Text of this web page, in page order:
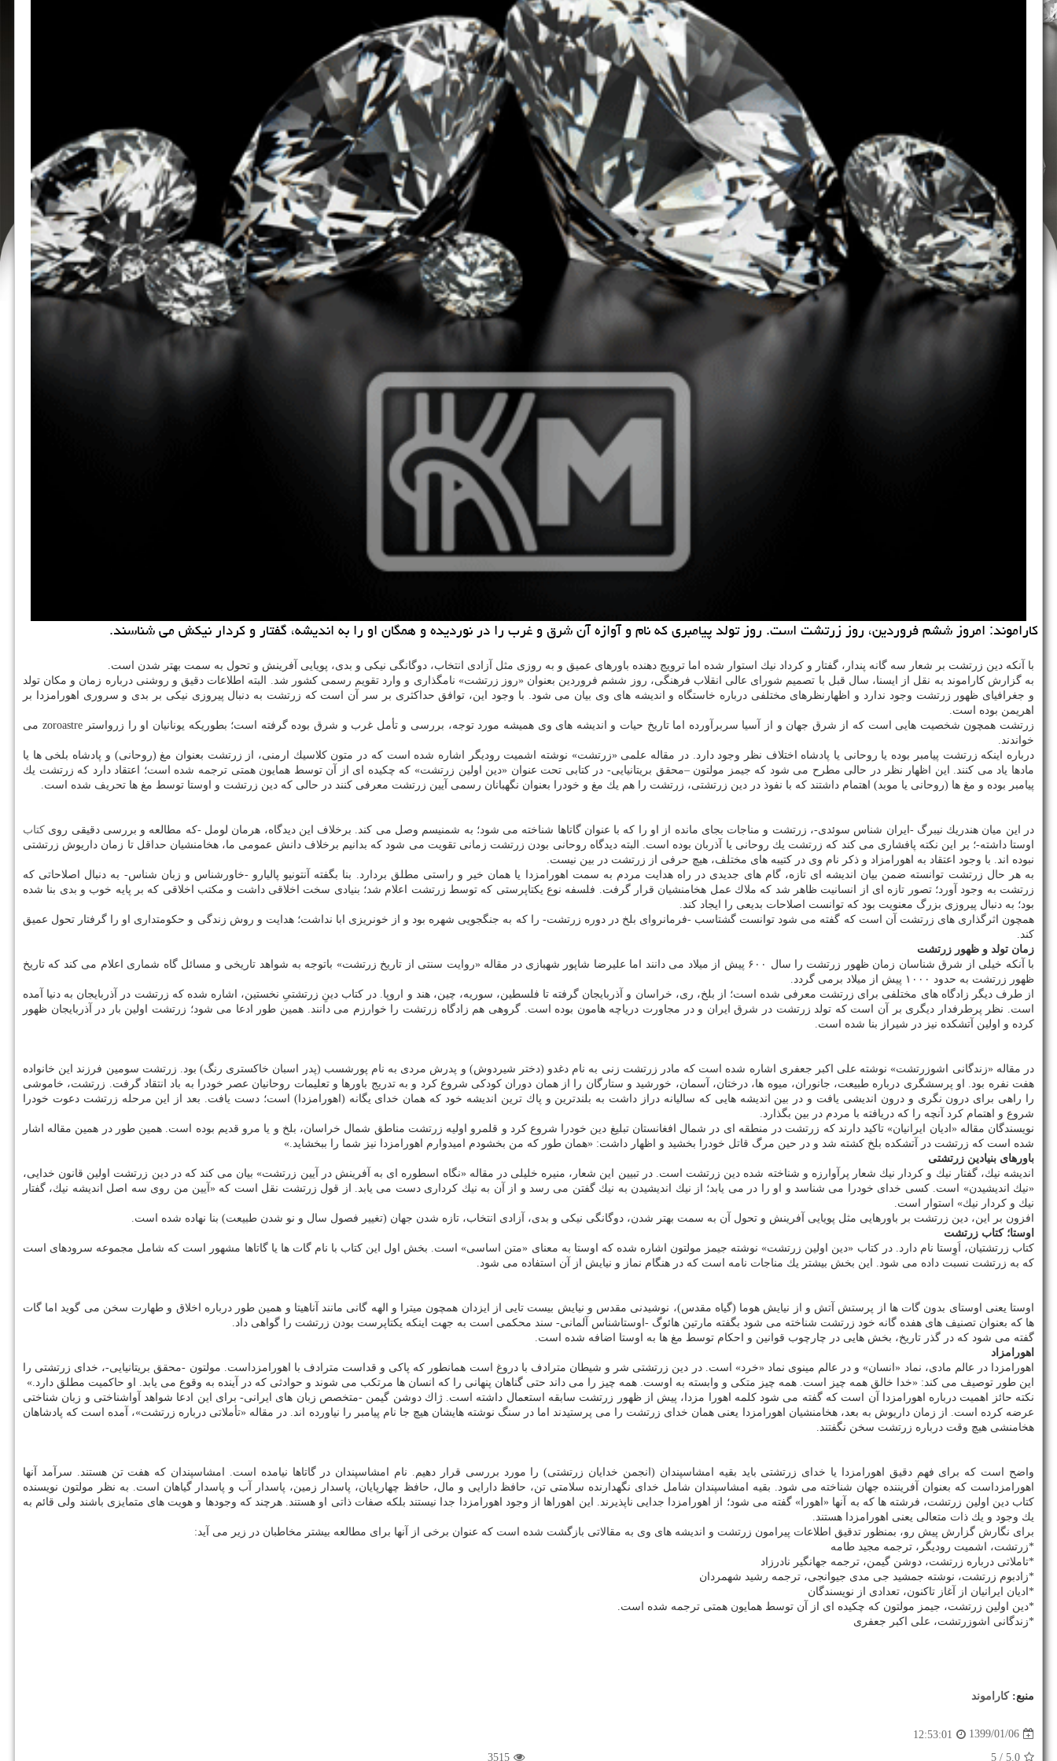
كاراموند: امروز ششم فروردین، روز زرتشت است. روز تولد پیامبری كه نام و آوازه آن شرق و غرب را در نوردیده و همگان او را به اندیشه، گفتار و كردار نیكش می شناسند.
با آنكه دین زرتشت بر شعار سه گانه پندار، گفتار و كرداد نیك استوار شده اما ترویج دهنده باورهای عمیق و به روزی مثل آزادی انتخاب، دوگانگی نیكی و بدی، پویایی آفرینش و تحول به سمت بهتر شدن است.
به گزارش كاراموند به نقل از ایسنا، سال قبل با تصمیم شورای عالی انقلاب فرهنگی، روز ششم فروردین بعنوان «روز زرتشت» نامگذاری و وارد تقویم رسمی كشور شد. البته اطلاعات دقیق و روشنی درباره زمان و مكان تولد
و جغرافیای ظهور زرتشت وجود ندارد و اظهارنظرهای مختلفی درباره خاستگاه و اندیشه های وی بیان می شود. با وجود این، توافق حداكثری بر سر آن است كه زرتشت به دنبال پیروزی نیكی بر بدی و سروری اهورامزدا بر
اهریمن بوده است.
زرتشت همچون شخصیت هایی است كه از شرق جهان و از آسیا سربرآورده اما تاریخ حیات و اندیشه های وی همیشه مورد توجه، بررسی و تأمل غرب و شرق بوده گرفته است؛ بطوریكه یونانیان او را زرواستر zoroastre می
خواندند.
درباره اینكه زرتشت پیامبر بوده یا روحانی یا پادشاه اختلاف نظر وجود دارد. در مقاله علمی «زرتشت» نوشته اشمیت رودیگر اشاره شده است كه در متون كلاسیك ارمنی، از زرتشت بعنوان مغ (روحانی) و پادشاه بلخی ها یا
مادها یاد می كنند. این اظهار نظر در حالی مطرح می شود كه جیمز مولتون –محقق بریتانیایی- در كتابی تحت عنوان «دین اولین زرتشت» كه چكیده ای از آن توسط همایون همتی ترجمه شده است؛ اعتقاد دارد كه زرتشت یك
پیامبر بوده و مغ ها (روحانی یا موبد) اهتمام داشتند كه با نفوذ در دین زرتشتی، زرتشت را هم یك مغ و خودرا بعنوان نگهبانان رسمی آیین زرتشت معرفی كنند در حالی كه دین زرتشت و اوستا توسط مغ ها تحریف شده است.
در این میان هندریك نیبرگ -ایران شناس سوئدی-، زرتشت و مناجات بجای مانده از او را كه با عنوان گاتاها شناخته می شود؛ به شمنیسم وصل می كند. برخلاف این دیدگاه، هرمان لومل -كه مطالعه و بررسی دقیقی روی كتاب
اوستا داشته-؛ بر این نكته پافشاری می كند كه زرتشت یك روحانی یا آذربان بوده است. البته دیدگاه روحانی بودن زرتشت زمانی تقویت می شود كه بدانیم برخلاف دانش عمومی ما، هخامنشیان حداقل تا زمان داریوش زرتشتی
نبوده اند. با وجود اعتقاد به اهورامزاد و ذكر نام وی در كتیبه های مختلف، هیچ حرفی از زرتشت در بین نیست.
به هر حال زرتشت توانسته ضمن بیان اندیشه ای تازه، گام های جدیدی در راه هدایت مردم به سمت اهورامزدا یا همان خیر و راستی مطلق بردارد. بنا بگفته آنتونیو پالیارو -خاورشناس و زبان شناس- به دنبال اصلاحاتی كه
زرتشت به وجود آورد؛ تصور تازه ای از انسانیت ظاهر شد كه ملاك عمل هخامنشیان قرار گرفت. فلسفه نوع یكتاپرستی كه توسط زرتشت اعلام شد؛ بنیادی سخت اخلاقی داشت و مكتب اخلاقی كه بر پایه خوب و بدی بنا شده
بود؛ به دنبال پیروزی بزرگ معنویت بود كه توانست اصلاحات بدیعی را ایجاد كند.
همچون اثرگذاری های زرتشت آن است كه گفته می شود توانست گشتاسب -فرمانروای بلخ در دوره زرتشت- را كه به جنگجویی شهره بود و از خونریزی ابا نداشت؛ هدایت و روش زندگی و حكومتداری او را گرفتار تحول عمیق
كند.
زمان تولد و ظهور زرتشت
با آنكه خیلی از شرق شناسان زمان ظهور زرتشت را سال ۶۰۰ پیش از میلاد می دانند اما علیرضا شاپور شهبازی در مقاله «روایت سنتی از تاریخ زرتشت» باتوجه به شواهد تاریخی و مسائل گاه شماری اعلام می كند كه تاریخ
ظهور زرتشت به حدود ۱۰۰۰ پیش از میلاد برمی گردد.
از طرف دیگر زادگاه های مختلفی برای زرتشت معرفی شده است؛ از بلخ، ری، خراسان و آذربایجان گرفته تا فلسطین، سوریه، چین، هند و اروپا. در كتاب دینِ زرتشتیِ نخستین، اشاره شده كه زرتشت در آذربایجان به دنیا آمده
است. نظر پرطرفدار دیگری بر آن است كه تولد زرتشت در شرق ایران و در مجاورت دریاچه هامون بوده است. گروهی هم زادگاه زرتشت را خوارزم می دانند. همین طور ادعا می شود؛ زرتشت اولین بار در آذربایجان ظهور
كرده و اولین آتشكده نیز در شیراز بنا شده است.
در مقاله «زندگانی اشوزرتشت» نوشته علی اكبر جعفری اشاره شده است كه مادر زرتشت زنی به نام دغدو (دختر شیردوش) و پدرش مردی به نام پورشسب (پدر اسبان خاكستری رنگ) بود. زرتشت سومین فرزند این خانواده
هفت نفره بود. او پرسشگری درباره طبیعت، جانوران، میوه ها، درختان، آسمان، خورشید و ستارگان را از همان دوران كودكی شروع كرد و به تدریج باورها و تعلیمات روحانیان عصر خودرا به باد انتقاد گرفت. زرتشت، خاموشی
را راهی برای درون نگری و درون اندیشی یافت و در بین اندیشه هایی كه سالیانه دراز داشت به بلندترین و پاك ترین اندیشه خود كه همان خدای یگانه (اهورامزدا) است؛ دست یافت. بعد از این مرحله زرتشت دعوت خودرا
شروع و اهتمام كرد آنچه را كه دریافته با مردم در بین بگذارد.
نویسندگان مقاله «ادیان ایرانیان» تاكید دارند كه زرتشت در منطقه ای در شمال افغانستان تبلیغ دین خودرا شروع كرد و قلمرو اولیه زرتشت مناطق شمال خراسان، بلخ و یا مرو قدیم بوده است. همین طور در همین مقاله اشار
شده است كه زرتشت در آتشكده بلخ كشته شد و در حین مرگ قاتل خودرا بخشید و اظهار داشت: «همان طور كه من بخشودم امیدوارم اهورامزدا نیز شما را ببخشاید.»
باورهای بنیادین زرتشتی
اندیشه نیك، گفتار نیك و كردار نیك شعار پرآوارزه و شناخته شده دین زرتشت است. در تبیین این شعار، منیره خلیلی در مقاله «نگاه اسطوره ای به آفرینش در آیین زرتشت» بیان می كند كه در دین زرتشت اولین قانون خدایی،
«نیك اندیشیدن» است. كسی خدای خودرا می شناسد و او را در می یابد؛ از نیك اندیشیدن به نیك گفتن می رسد و از آن به نیك كرداری دست می یابد. از قول زرتشت نقل است كه «آیین من روی سه اصل اندیشه نیك، گفتار
نیك و كردار نیك» استوار است.
افزون بر این، دین زرتشت بر باورهایی مثل پویایی آفرینش و تحول آن به سمت بهتر شدن، دوگانگی نیكی و بدی، آزادی انتخاب، تازه شدن جهان (تغییر فصول سال و نو شدن طبیعت) بنا نهاده شده است.
اوستا؛ كتاب زرتشت
كتاب زرتشتیان، اَوِستا نام دارد. در كتاب «دین اولین زرتشت» نوشته جیمز مولتون اشاره شده كه اوستا به معنای «متن اساسی» است. بخش اول این كتاب با نام گات ها یا گاتاها مشهور است كه شامل مجموعه سرودهای است
كه به زرتشت نسبت داده می شود. این بخش بیشتر یك مناجات نامه است كه در هنگام نماز و نیایش از آن استفاده می شود.
اوستا یعنی اوستای بدون گات ها از پرستش آتش و از نیایش هوما (گیاه مقدس)، نوشیدنی مقدس و نیایش بیست تایی از ایزدان همچون میترا و الهه گانی مانند آناهیتا و همین طور درباره اخلاق و طهارت سخن می گوید اما گات
ها كه بعنوان تصنیف های هفده گانه خود زرتشت شناخته می شود بگفته مارتین هائوگ -اوستاشناس آلمانی- سند محكمی است به جهت اینكه یكتاپرست بودن زرتشت را گواهی داد.
گفته می شود كه در گذر تاریخ، بخش هایی در چارچوب قوانین و احكام توسط مغ ها به اوستا اضافه شده است.
اهورامزاد
اهورامزدا در عالم مادی، نماد «انسان» و در عالم مینوی نماد «خرد» است. در دین زرتشتی شر و شیطان مترادف با دروغ است همانطور كه پاكی و قداست مترادف با اهورامزداست. مولتون -محقق بریتانیایی-، خدای زرتشتی را
این طور توصیف می كند: «خدا خالق همه چیز است. همه چیز متكی و وابسته به اوست. همه چیز را می داند حتی گناهان پنهانی را كه انسان ها مرتكب می شوند و حوادثی كه در آینده به وقوع می یابد. او حاكمیت مطلق دارد.»
نكته حائز اهمیت درباره اهورامزدا آن است كه گفته می شود كلمه اهورا مزدا، پیش از ظهور زرتشت سابقه استعمال داشته است. ژاك دوشن گیمن -متخصص زبان های ایرانی- برای این ادعا شواهد آواشناختی و زبان شناختی
عرضه كرده است. از زمان داریوش به بعد، هخامنشیان اهورامزدا یعنی همان خدای زرتشت را می پرستیدند اما در سنگ نوشته هایشان هیچ جا نام پیامبر را نیاورده اند. در مقاله «تأملاتی درباره زرتشت»، آمده است كه پادشاهان
هخامنشی هیچ وقت درباره زرتشت سخن نگفتند.
واضح است كه برای فهم دقیق اهورامزدا یا خدای زرتشتی باید بقیه امشاسپندان (انجمن خدایان زرتشتی) را مورد بررسی قرار دهیم. نام امشاسپندان در گاتاها نیامده است. امشاسپندان كه هفت تن هستند. سرآمد آنها
اهورامزداست كه بعنوان آفریننده جهان شناخته می شود. بقیه امشاسپندان شامل خدای نگهدارنده سلامتی تن، حافظ دارایی و مال، حافظ چهارپایان، پاسدار زمین، پاسدار آب و پاسدار گیاهان است. به نظر مولتون نویسنده
كتاب دین اولین زرتشت، فرشته ها كه به آنها «اهورا» گفته می شود؛ از اهورامزدا جدایی ناپذیرند. این اهوراها از وجود اهورامزدا جدا نیستند بلكه صفات ذاتی او هستند. هرچند كه وجودها و هویت های متمایزی باشند ولی قائم به
یك وجود و یك ذات متعالی یعنی اهورامزدا هستند.
برای نگارش گزارش پیش رو، بمنظور تدقیق اطلاعات پیرامون زرتشت و اندیشه های وی به مقالاتی بازگشت شده است كه عنوان برخی از آنها برای مطالعه بیشتر مخاطبان در زیر می آید:
*زرتشت، اشمیت رودیگر، ترجمه مجید طامه
*تاملاتی درباره زرتشت، دوشن گیمن، ترجمه جهانگیر نادرزاد
*زادبوم زرتشت، نوشته جمشید جی مدی جیوانجی، ترجمه رشید شهمردان
*ادیان ایرانیان از آغاز تاكنون، تعدادی از نویسندگان
*دین اولین زرتشت، جیمز مولتون كه چكیده ای از آن توسط همایون همتی ترجمه شده است.
*زندگانی اشوزرتشت، علی اكبر جعفری
منبع:كاراموند
1399/01/06
12:53:01
5.0
/ 5
3515